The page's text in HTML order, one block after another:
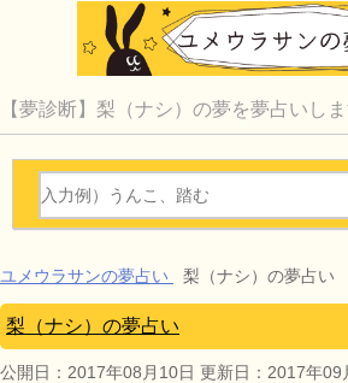
【夢診断】梨（ナシ）の夢を夢占いしま
ユメウラサンの夢占い 梨（ナシ）の夢占い
梨（ナシ）の夢占い
公開日： 2017年08月10日 更新日： 2017年09